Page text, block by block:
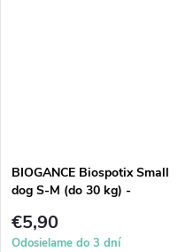
BIOGANCE Biospotix Small
dog S-M (do 30 kg) -
€5,90
Odosielame do 3 dní